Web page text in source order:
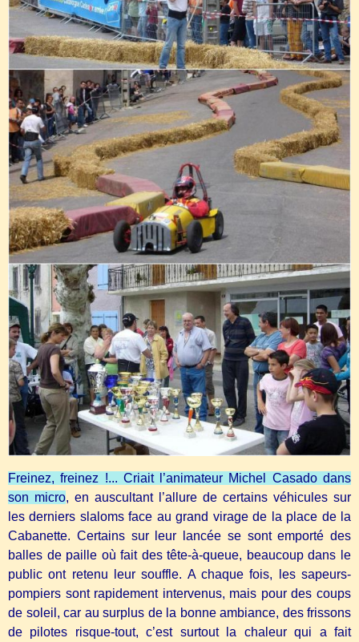
Freinez, freinez !... Criait l’animateur Michel Casado dans
son micro, en auscultant l’allure de certains véhicules sur
les derniers slaloms face au grand virage de la place de la
Cabanette. Certains sur leur lancée se sont emporté des
balles de paille où fait des tête-à-queue, beaucoup dans le
public ont retenu leur souffle. A chaque fois, les sapeurs-
pompiers sont rapidement intervenus, mais pour des coups
de soleil, car au surplus de la bonne ambiance, des frissons
de pilotes risque-tout, c’est surtout la chaleur qui a fait